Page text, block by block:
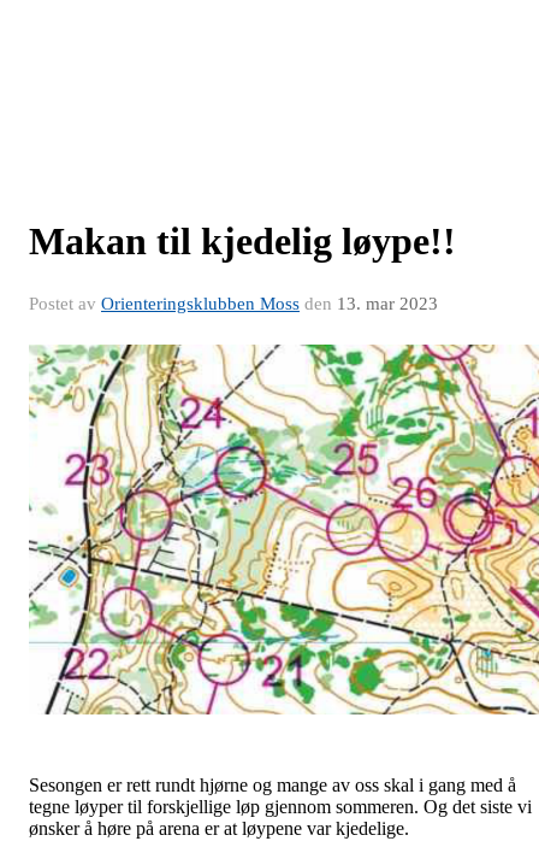
Makan til kjedelig løype!!
Postet av Orienteringsklubben Moss den 13. mar 2023
Sesongen er rett rundt hjørne og mange av oss skal i gang med å
tegne løyper til forskjellige løp gjennom sommeren. Og det siste vi
ønsker å høre på arena er at løypene var kjedelige.